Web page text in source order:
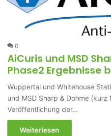
0
AiCuris und MSD
Phase2 Ergebnisse
Wuppertal und Whitehouse
und MSD Sharp & Dohme
Veröffentlichung der…
Weiterlesen